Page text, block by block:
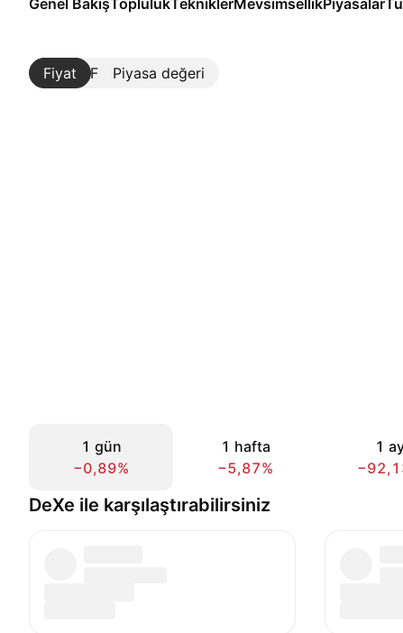
Genel BakışToplulukTekniklerMevsimsellikPiyasalar
Fiyat Piyasa değeri
Daha Fazla
1 gün
−0,89%
1 hafta
−5,87%
1
DeXe ile karşılaştırabilirsiniz